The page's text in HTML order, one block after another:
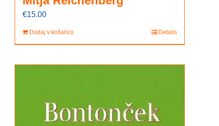
€15.00
Dodaj v košarico Details